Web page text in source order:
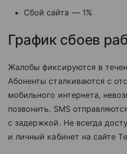
Сбой сайта — 1%
График сбоев
Жалобы фиксируются в
Абоненты сталкиваются с
мобильного интернета,
позвонить. SMS
с задержкой. Не всегда
и личный кабинет на сайте